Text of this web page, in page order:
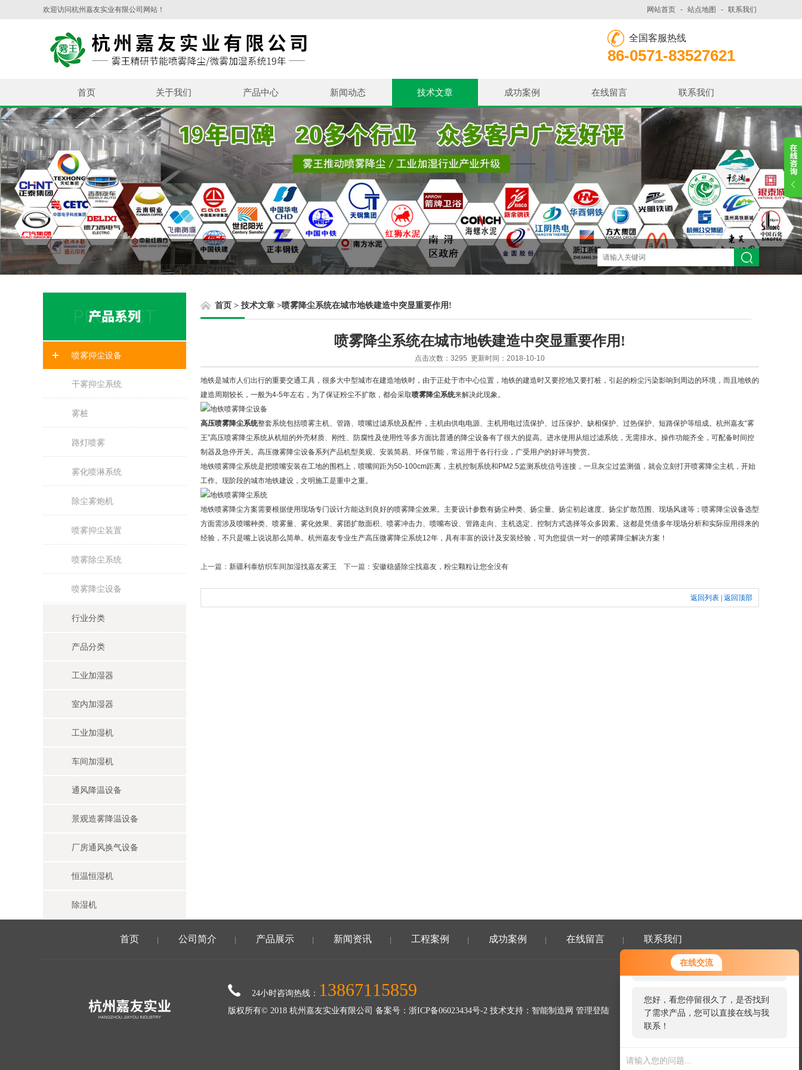
在线交流
您好！欢迎前来咨询，很高兴为您
服务，请问您要咨询什么问题呢？
您好，看您停留很久了，是否找到
了需求产品，您可以直接在线与我
联系！
欢迎访问杭州嘉友实业有限公司网站！ 网站首页 - 站点地图 - 联系我们
全国客服热线
86-0571-83527621
首页 关于我们 产品中心 新闻动态 技术文章 成功案例 在线留言 联系我们
喷雾抑尘设备
干雾抑尘系统
雾桩
路灯喷雾
雾化喷淋系统
除尘雾炮机
喷雾抑尘装置
喷雾除尘系统
喷雾降尘设备
行业分类
产品分类
工业加湿器
室内加湿器
工业加湿机
车间加湿机
通风降温设备
景观造雾降温设备
厂房通风换气设备
恒温恒湿机
除湿机
首页 > 技术文章 >喷雾降尘系统在城市地铁建造中突显重要作用!
喷雾降尘系统在城市地铁建造中突显重要作用!
点击次数：3295 更新时间：2018-10-10
地铁是城市人们出行的重要交通工具，很多大中型城市在建造地铁时，由于正处于市中心位置，地铁的建造时又要挖地又要打桩，引起的粉尘污染影响到周边的环境，而且地铁的
建造周期较长，一般为4-5年左右，为了保证粉尘不扩散，都会采取喷雾降尘系统来解决此现象。
高压喷雾降尘系统整套系统包括喷雾主机、管路、喷嘴过滤系统及配件，主机由供电电源、主机用电过流保护、过压保护、缺相保护、过热保护、短路保护等组成。杭州嘉友“雾
王”高压喷雾降尘系统从机组的外壳材质、刚性、防腐性及使用性等多方面比普通的降尘设备有了很大的提高。进水使用从组过滤系统，无需排水。操作功能齐全，可配备时间控
制器及急停开关。高压微雾降尘设备系列产品机型美观、安装简易、环保节能，常运用于各行行业，广受用户的好评与赞赏。
地铁喷雾降尘系统是把喷嘴安装在工地的围档上，喷嘴间距为50-100cm距离，主机控制系统和PM2.5监测系统信号连接，一旦灰尘过监测值，就会立刻打开喷雾降尘主机，开始
工作。现阶段的城市地铁建设，文明施工是重中之重。
地铁喷雾降尘方案需要根据使用现场专门设计方能达到良好的喷雾降尘效果。主要设计参数有扬尘种类、扬尘量、扬尘初起速度、扬尘扩散范围、现场风速等；喷雾降尘设备选型
方面需涉及喷嘴种类、喷雾量、雾化效果、雾团扩散面积、喷雾冲击力、喷嘴布设、管路走向、主机选定、控制方式选择等众多因素。这都是凭借多年现场分析和实际应用得来的
经验，不只是嘴上说说那么简单。杭州嘉友专业生产高压微雾降尘系统12年，具有丰富的设计及安装经验，可为您提供一对一的喷雾降尘解决方案！
上一篇： 新疆利泰纺织车间加湿找嘉友雾王 下一篇： 安徽稳盛除尘找嘉友，粉尘颗粒让您全没有
返回列表 返回顶部
首页 公司简介 产品展示 新闻资讯 工程案例 成功案例 在线留言 联系我们
24小时咨询热线： 13867115859
版权所有© 2018 杭州嘉友实业有限公司 备案号： 浙ICP备06023434号-2 技术支持： 智能制造网 管理登陆
微信二维码